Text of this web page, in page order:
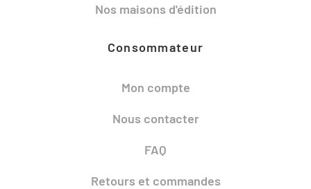
Nos maisons d'édition
Consommateur
Mon compte
Nous contacter
FAQ
Retours et commandes